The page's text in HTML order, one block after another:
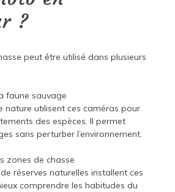
?
peut être utilisé dans plusieurs
faune sauvage
nature utilisent ces caméras pour
des espèces. Il permet
sans perturber l’environnement.
zones de chasse
réserves naturelles installent ces
comprendre les habitudes du